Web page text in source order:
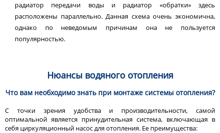
радиатор передачи воды и радиатор «обратки» здесь
расположены параллельно. Данная схема очень экономична,
однако по неведомым причинам она не пользуется
популярностью.
Нюансы водяного отопления
Что вам необходимо знать при монтаже системы отопления?
С точки зрения удобства и производительности, самой
оптимальной является принудительная система, включающая в
себя циркуляционный насос для отопления. Ее преимущества: